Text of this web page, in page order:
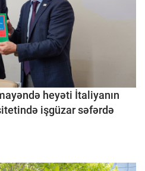
heyəti İtaliyanın
işgüzar səfərdə